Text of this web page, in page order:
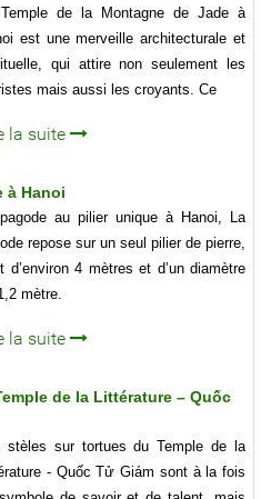
de la Montagne de Jade à
est une merveille architecturale et
qui attire non seulement les
mais aussi les croyants. Ce
la suite
à Hanoi
pagode au pilier unique à Hanoi, La
repose sur un seul pilier de pierre,
d’environ 4 mètres et d’un diamètre
mètre.
la suite
de la Littérature – Quốc
stèles sur tortues du Temple de la
- Quốc Tử Giám sont à la fois